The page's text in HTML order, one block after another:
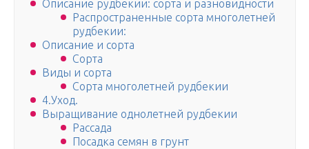
Описание рудбекии: сорта и разновидности
Распространенные сорта многолетней
рудбекии:
Описание и сорта
Сорта
Виды и сорта
Сорта многолетней рудбекии
4.Уход.
Выращивание однолетней рудбекии
Рассада
Посадка семян в грунт